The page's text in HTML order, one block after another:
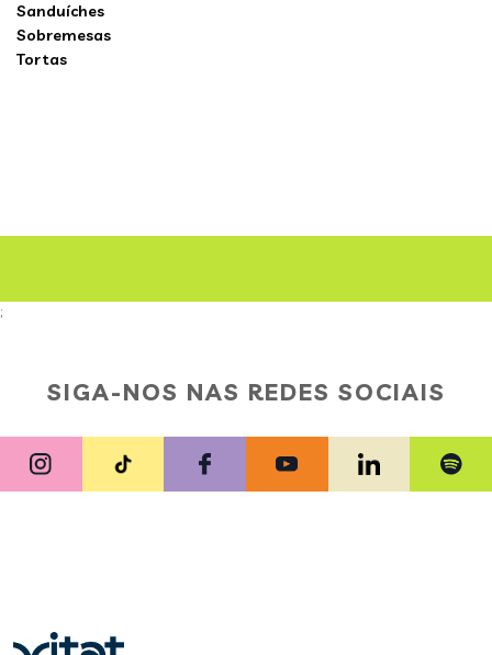
Sanduíches
Sobremesas
Tortas
;
SIGA-NOS NAS REDES SOCIAIS